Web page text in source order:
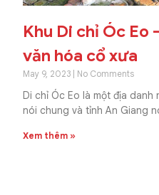
Khu Di chỉ Óc Eo
văn hóa cổ xưa
May 9, 2023 No Comments
Di chỉ Óc Eo là một địa danh
nói chung và tỉnh An Giang
Xem thêm »